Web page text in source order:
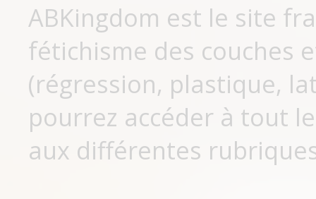
ABKingdom est le site
fétichisme des couches
(régression, plastique,
pourrez accéder à tout
aux différentes